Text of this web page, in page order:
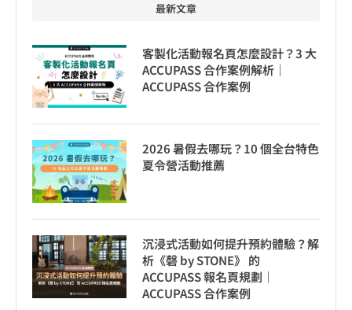
最新文章
客製化活動報名頁怎麼設計？3 大
ACCUPASS 合作案例解析｜
ACCUPASS 合作案例
2026 暑假去哪玩？10 個全台特色
夏令營活動推薦
沉浸式活動如何提升預約體驗？解
析《磬 by STONE》 的
ACCUPASS 報名頁規劃｜
ACCUPASS 合作案例